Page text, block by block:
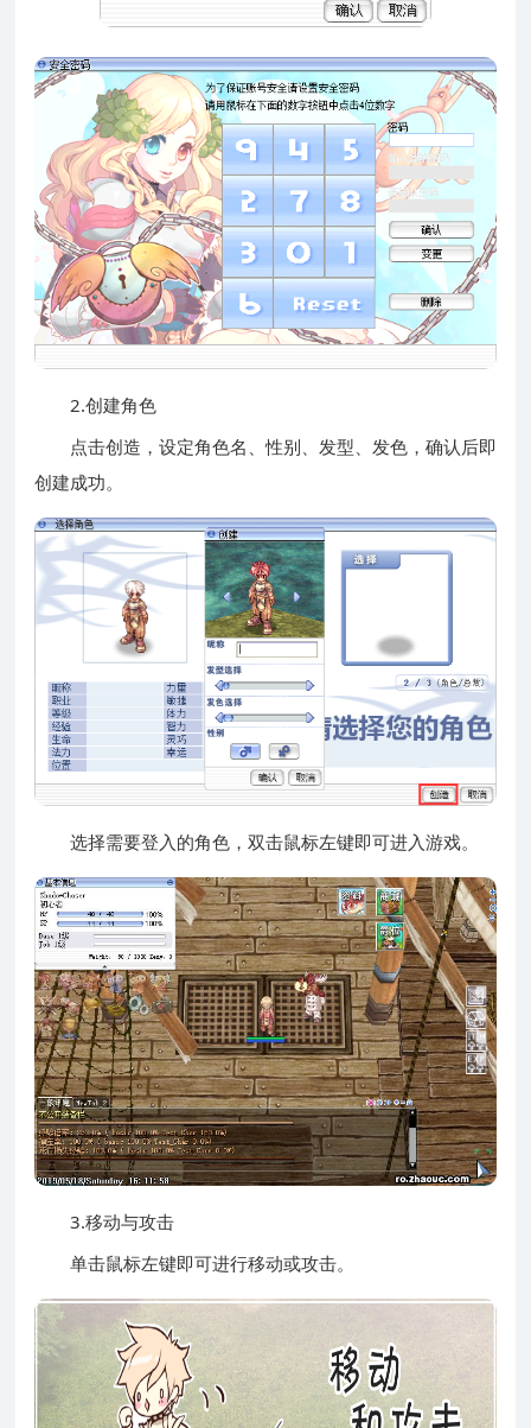
2.创建角色
点击创造，设定角色名、性别、发型、发色，确认后即
创建成功。
选择需要登入的角色，双击鼠标左键即可进入游戏。
3.移动与攻击
单击鼠标左键即可进行移动或攻击。